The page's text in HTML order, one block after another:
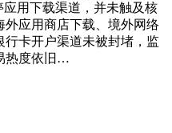
用下载渠道，并未触及核
应用商店下载、境外网络
卡开户渠道未被封堵，监
热度依旧…